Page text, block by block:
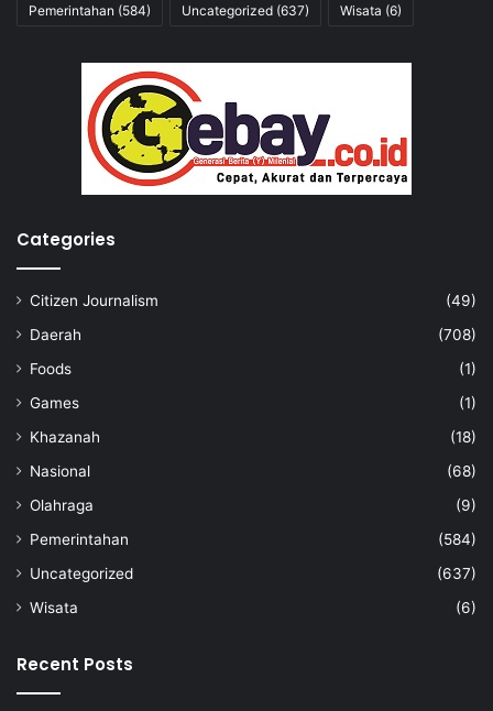
Pemerintahan (584) Uncategorized (637) Wisata (6)
Categories
Citizen Journalism
(49)
Daerah
(708)
Foods
(1)
Games
(1)
Khazanah
(18)
Nasional
(68)
Olahraga
(9)
Pemerintahan
(584)
Uncategorized
(637)
Wisata
(6)
Recent Posts